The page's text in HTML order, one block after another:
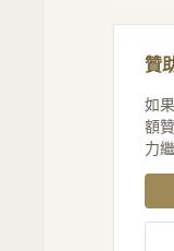
贊
如
額
力